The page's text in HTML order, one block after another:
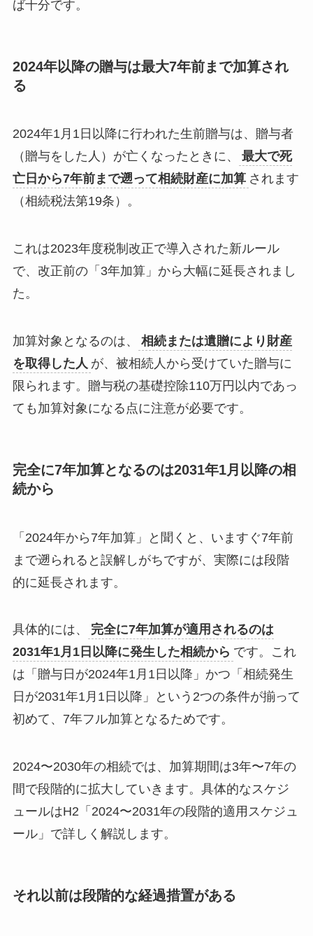
ば十分です。
2024年以降の贈与は最大7年前まで加算され
る
2024年1月1日以降に行われた生前贈与は、贈与者
（贈与をした人）が亡くなったときに、
最大で死
亡日から7年前まで遡って相続財産に加算 されます
（相続税法第19条）。
これは2023年度税制改正で導入された新ルール
で、改正前の「3年加算」から大幅に延長されまし
た。
加算対象となるのは、
相続または遺贈により財産
を取得した人 が、被相続人から受けていた贈与に
限られます。贈与税の基礎控除110万円以内であっ
ても加算対象になる点に注意が必要です。
完全に7年加算となるのは2031年1月以降の相
続から
「2024年から7年加算」と聞くと、いますぐ7年前
まで遡られると誤解しがちですが、実際には段階
的に延長されます。
具体的には、
完全に7年加算が適用されるのは
2031年1月1日以降に発生した相続から です。これ
は「贈与日が2024年1月1日以降」かつ「相続発生
日が2031年1月1日以降」という2つの条件が揃って
初めて、7年フル加算となるためです。
2024〜2030年の相続では、加算期間は3年〜7年の
間で段階的に拡大していきます。具体的なスケジ
ュールはH2「2024〜2031年の段階的適用スケジュ
ール」で詳しく解説します。
それ以前は段階的な経過措置がある